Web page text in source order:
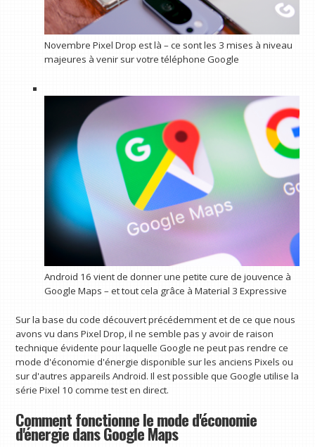
Novembre Pixel Drop est là – ce sont les 3 mises à niveau
majeures à venir sur votre téléphone Google
Android 16 vient de donner une petite cure de jouvence à
Google Maps – et tout cela grâce à Material 3 Expressive
Sur la base du code découvert précédemment et de ce que nous
avons vu dans Pixel Drop, il ne semble pas y avoir de raison
technique évidente pour laquelle Google ne peut pas rendre ce
mode d'économie d'énergie disponible sur les anciens Pixels ou
sur d'autres appareils Android. Il est possible que Google utilise la
série Pixel 10 comme test en direct.
Comment fonctionne le mode d'économie
d'énergie dans Google Maps